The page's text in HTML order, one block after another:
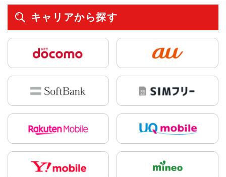
キャリアから探す